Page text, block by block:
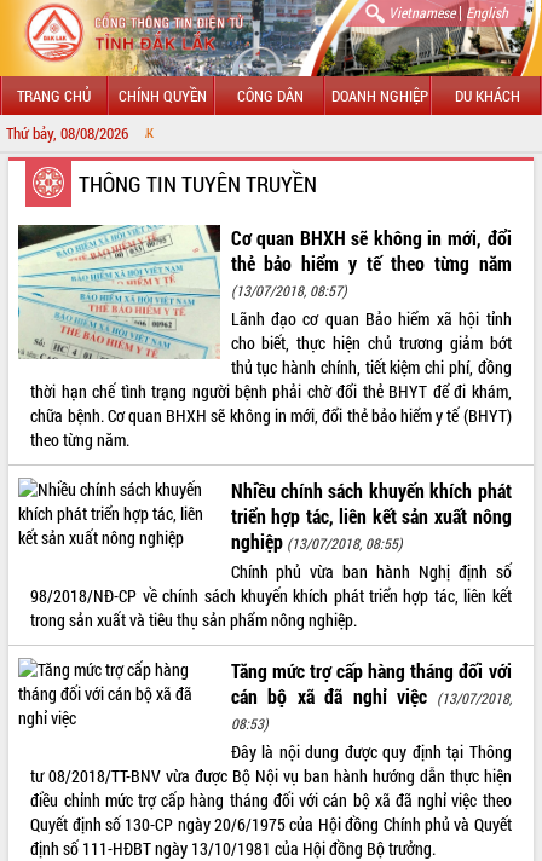
Vietnamese| English
TRANG CHỦ CHÍNH QUYỀN CÔNG DÂN DOANH NGHIỆP DU KHÁCH
Thứ bảy, 08/08/2026
GIỚI THIỆU
LÃNH ĐẠO UBND TỈNH
TIN TỨC SỰ KIỆN
SỞ, BAN, NGÀNH
THÔNG TIN CHỈ ĐẠO ĐIỀU HÀNH
HỆ THỐNG VĂN BẢN
VĂN BẢN HĐND TỈNH
QUY HOẠCH - KẾ HOẠCH
THÔNG TIN TUYÊN TRUYỀN
Cơ quan BHXH sẽ không in mới, đổi
thẻ bảo hiểm y tế theo từng năm
(13/07/2018, 08:57)
Lãnh đạo cơ quan Bảo hiểm xã hội tỉnh
cho biết, thực hiện chủ trương giảm bớt
thủ tục hành chính, tiết kiệm chi phí, đồng
thời hạn chế tình trạng người bệnh phải chờ đổi thẻ BHYT để đi khám,
chữa bệnh. Cơ quan BHXH sẽ không in mới, đổi thẻ bảo hiểm y tế (BHYT)
theo từng năm.
Nhiều chính sách khuyến khích phát
triển hợp tác, liên kết sản xuất nông
nghiệp (13/07/2018, 08:55)
Chính phủ vừa ban hành Nghị định số
98/2018/NĐ-CP về chính sách khuyến khích phát triển hợp tác, liên kết
trong sản xuất và tiêu thụ sản phẩm nông nghiệp.
Tăng mức trợ cấp hàng tháng đối với
cán bộ xã đã nghỉ việc (13/07/2018,
08:53)
Đây là nội dung được quy định tại Thông
tư 08/2018/TT-BNV vừa được Bộ Nội vụ ban hành hướng dẫn thực hiện
điều chỉnh mức trợ cấp hàng tháng đối với cán bộ xã đã nghỉ việc theo
Quyết định số 130-CP ngày 20/6/1975 của Hội đồng Chính phủ và Quyết
định số 111-HĐBT ngày 13/10/1981 của Hội đồng Bộ trưởng.